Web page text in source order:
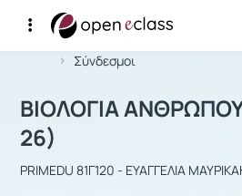
Αρχική Σελίδα
Σύνδεσμοι
Μάθημα : ΒΙΟΛΟΓΙΑ
ΒΙΟΛΟΓΙΑ
26)
PRIMEDU 81Γ120 - ΕΥΑΓΓΕΛΙΑ